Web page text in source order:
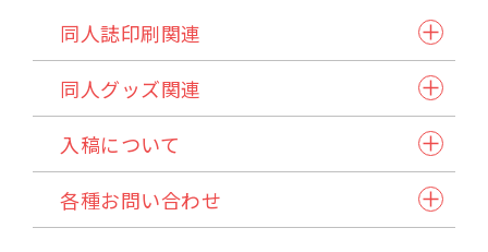
同人誌印刷関連
同人誌セット
小説本セット
ステッチ本・ペラ本
同人誌企画セット
同人グッズ関連
紙製品
アクリル製品
缶バッジ・アクセサリー類・その他アイテム
入稿について
入稿スケジュール/イベント情報
発注から納品の流れ
納品方法/送料について
各種お問い合わせ
自動見積り/予約
法人のお客様へ